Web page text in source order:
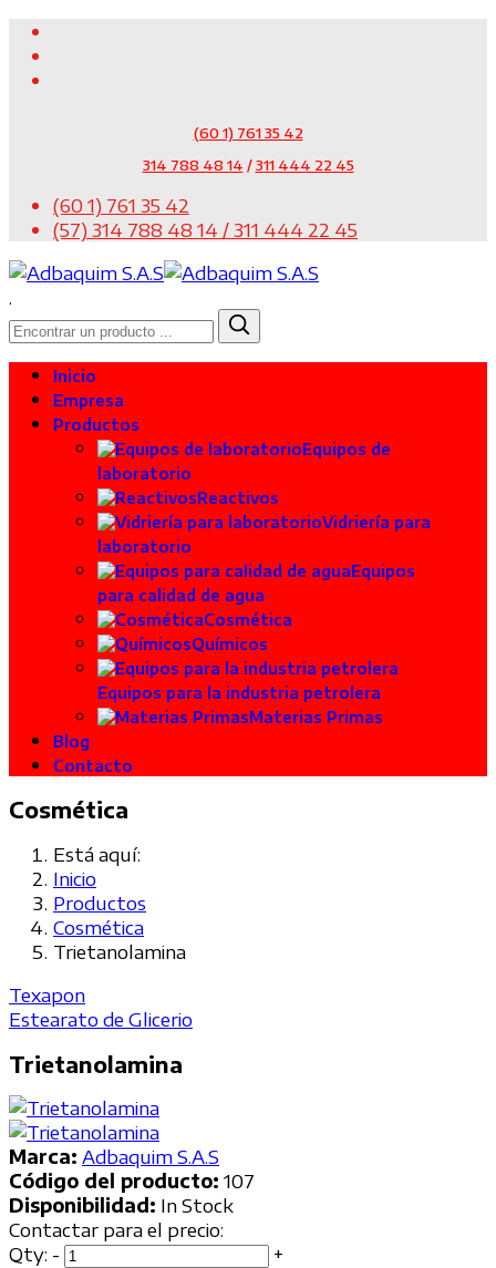
(60 1) 761 35 42
314 788 48 14 /311 444 22 45
(60 1) 761 35 42
(57) 314 788 48 14 / 311 444 22 45
.
Inicio
Empresa
Productos
Equipos de
laboratorio
Reactivos
Vidriería para
laboratorio
Equipos
para calidad de agua
Cosmética
Químicos
Equipos para la industria petrolera
Materias Primas
Blog
Contacto
Cosmética
Está aquí:
Inicio
Productos
Cosmética
Trietanolamina
Texapon
Estearato de Glicerio
Trietanolamina
Marca: Adbaquim S.A.S
Código del producto: 107
Disponibilidad: In Stock
Contactar para el precio:
Qty: - +